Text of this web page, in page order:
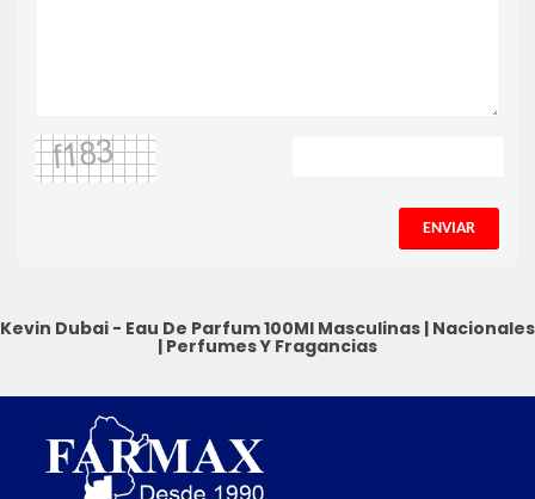
ENVIAR
Kevin Dubai - Eau De Parfum 100Ml Masculinas | Nacionales
| Perfumes Y Fragancias